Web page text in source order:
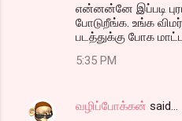
என்னன்னே இப்படி
போடுறீங்க. உங்க
படத்துக்கு போக
5:35 PM
வழிப்போக்கன் said…